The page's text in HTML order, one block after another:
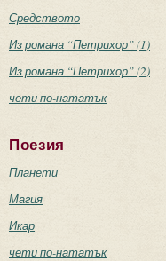
Средството
Из романа “Петрихор” (1)
Из романа “Петрихор” (2)
чети по-нататък
Поезия
Планети
Магия
Икар
чети по-нататък